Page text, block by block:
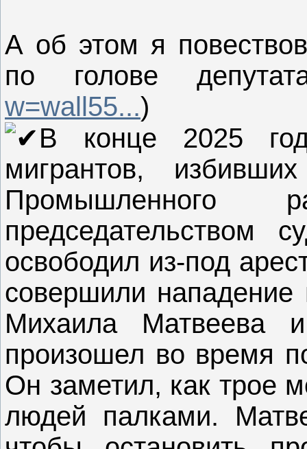
А об этом я
по голове
w=wall55...)
В конце 2025
мигрантов,
председательством
освободил из-под
совершили нападение
Михаила Матвеева
произошел во время
Он заметил, как трое
людей палками.